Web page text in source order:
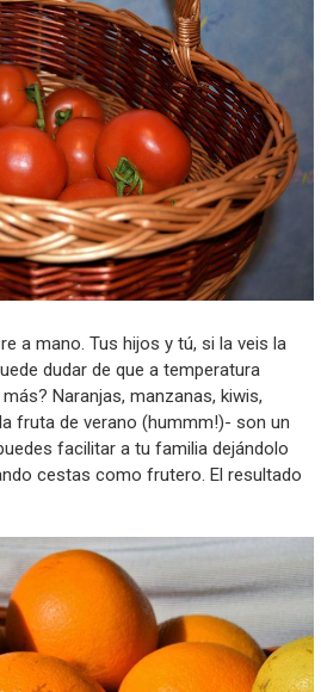
a mano. Tus hijos y tú, si la veis la
dudar de que a temperatura
Naranjas, manzanas, kiwis,
fruta de verano (hummm!)- son un
facilitar a tu familia dejándolo
cestas como frutero. El resultado